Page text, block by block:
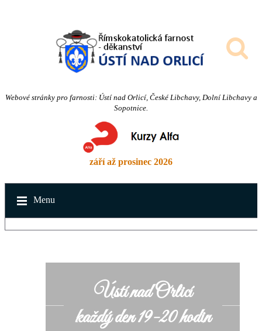
Webové stránky pro farnosti: Ústí nad Orlicí, České Libchavy, Dolní Libchavy a
Sopotnice.
září až prosinec 2026
Menu
Ústí nad Orlicí
každý den 19-20 hodin